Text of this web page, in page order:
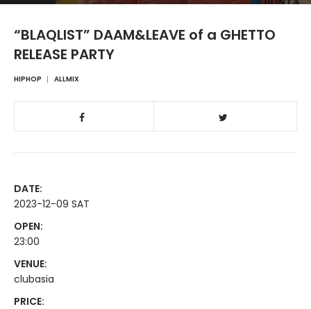
“BLAQLIST” DAAM&LEAVE of a GHETTO
RELEASE PARTY
HIPHOP ALLMIX
DATE:
2023-12-09 SAT
OPEN:
23:00
VENUE:
clubasia
PRICE: